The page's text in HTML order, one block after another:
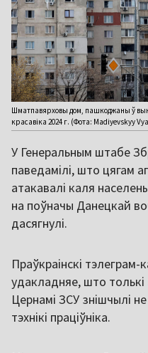
Шматпавярховы дом, пашкоджаны ў
красавіка 2024 г. (Фота: Madiyevskyy
У Генеральным штабе
паведамілі, што цягам
атакавалі каля
на поўначы Данецкай
дасягнулі.
Праўкраінскі
удакладняе, што толькі
Цернамі ЗСУ знішчылі
тэхнікі праціўніка.